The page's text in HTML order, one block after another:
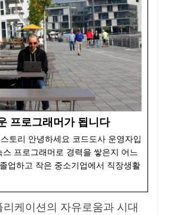
프로그래머가 됩니다
토리 안녕하세요 코드도사 운영자입
프로그래머로 경력을 쌓은지 어느
업하고 작은 중소기업에서 직장생활
케이션의 자유로움과 시대